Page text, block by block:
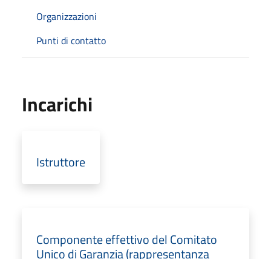
Organizzazioni
Punti di contatto
Incarichi
Istruttore
Componente effettivo del Comitato
Unico di Garanzia (rappresentanza